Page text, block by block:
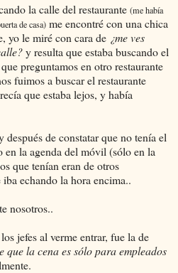
la calle del restaurante (me había
de casa) me encontré con una chica
yo le miré con cara de ¿me ves
y resulta que estaba buscando el
preguntamos en otro restaurante
fuimos a buscar el restaurante
que estaba lejos, y había
después de constatar que no tenía el
la agenda del móvil (sólo en la
que tenían eran de otros
echando la hora encima..
nosotros..
jefes al verme entrar, fue la de
que la cena es sólo para empleados